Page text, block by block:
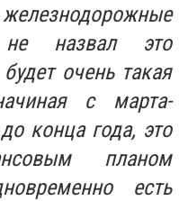
назвал это
очень такая
с марта-
конца года, это
планом
есть